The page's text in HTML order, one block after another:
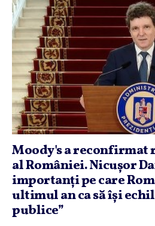
Moody's a reconfirmat
al României. Nicuşor
importanţi pe care
ultimul an ca să îşi
publice”